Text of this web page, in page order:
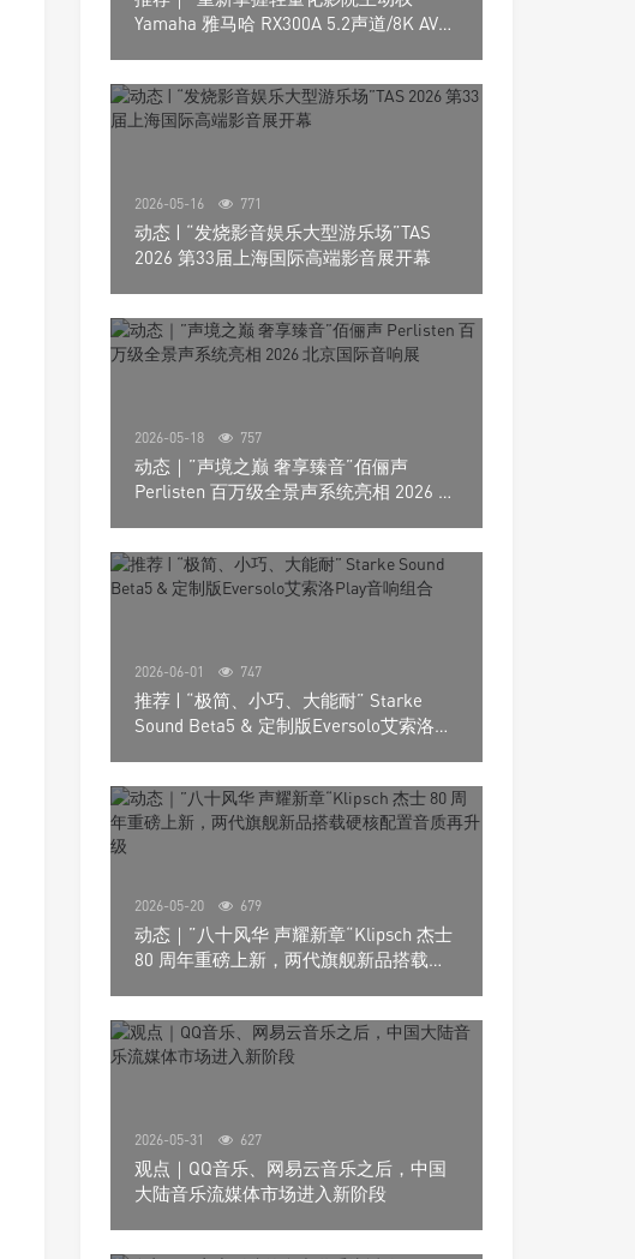
Yamaha 雅马哈 RX300A 5.2声道/8K AV放
2026-05-16 771
动态 | “发烧影音娱乐大型游乐场”TAS
2026 第33届上海国际高端影音展开幕
2026-05-18 757
动态｜”声境之巅 奢享臻音”佰俪声
Perlisten 百万级全景声系统亮相 2026 北
2026-06-01 747
推荐 | “极简、小巧、大能耐” Starke
Sound Beta5 & 定制版Eversolo艾索洛
2026-05-20 679
动态｜”八十风华 声耀新章“Klipsch 杰士
80 周年重磅上新，两代旗舰新品搭载硬
2026-05-31 627
观点｜QQ音乐、网易云音乐之后，中国
大陆音乐流媒体市场进入新阶段